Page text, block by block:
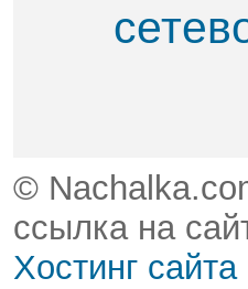
©
ссылка на
Хостинг